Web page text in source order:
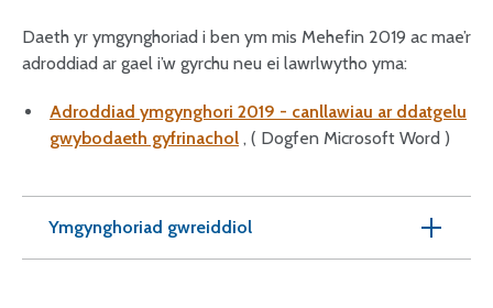
Daeth yr ymgynghoriad i ben ym mis Mehefin 2019 ac mae’r
adroddiad ar gael i’w gyrchu neu ei lawrlwytho yma:
Adroddiad ymgynghori 2019 - canllawiau ar ddatgelu
gwybodaeth gyfrinachol , ( Dogfen Microsoft Word )
Ymgynghoriad gwreiddiol